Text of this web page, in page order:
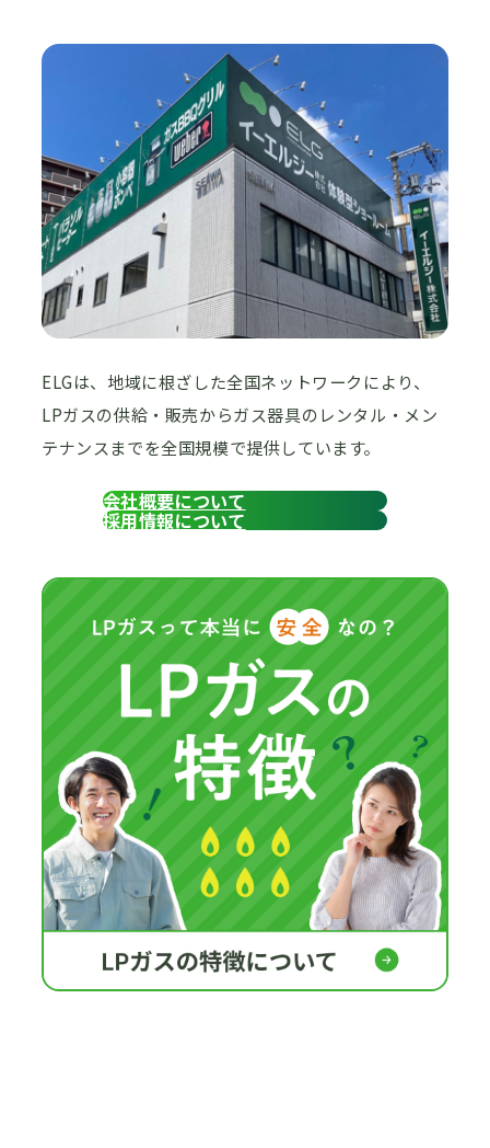
ELGは、地域に根ざした全国ネットワークにより、
LPガスの供給・販売からガス器具のレンタル・メン
テナンスまでを全国規模で提供しています。
会社概要について
採用情報について